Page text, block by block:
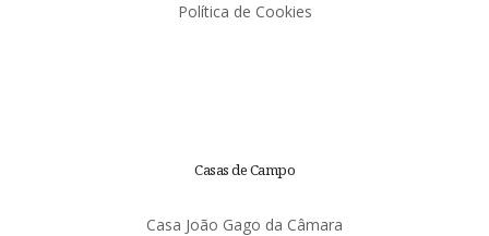
Política de Cookies
Casas de Campo
Casa João Gago da Câmara